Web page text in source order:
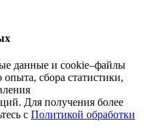
данные и cookie–файлы
опыта, сбора статистики,
Для получения более
с Политикой обработки